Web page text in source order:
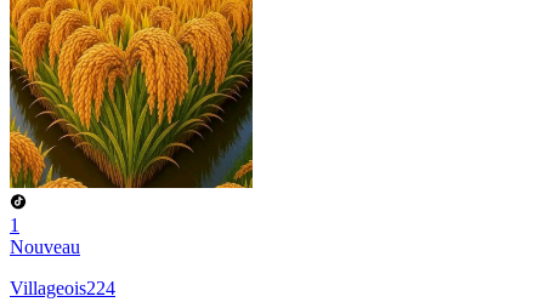
1
Nouveau
Villageois224